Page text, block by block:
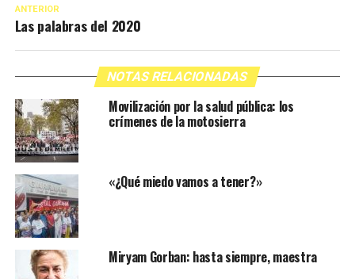
ANTERIOR
Las palabras del 2020
NOTAS RELACIONADAS
Movilización por la salud pública: los
crímenes de la motosierra
«¿Qué miedo vamos a tener?»
Miryam Gorban: hasta siempre, maestra